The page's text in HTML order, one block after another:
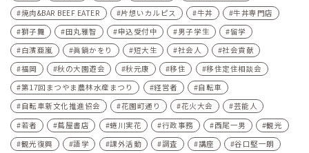
焼肉&BAR BEEF EATER
片想いカルピス 牛丼
牛丼専門店
獅子舞
田丸雅智 申込受付中 男子学生
留学
白濱亜嵐
眞鍋かをり 短大生 社会人
社会貢献
福岡
秋の大園遊会 秋元康 移住
移住定住相談会
第17回まつやま農林水産まつり
経営者
自転車
自転車新文化推進協会
花園町通り 花火大会
芸能人
若者
蔦屋書店 蜷川実花 行政事務 西尾一男
観光
観光復興
語学 課外活動 調査 講座
谷口堅一朗